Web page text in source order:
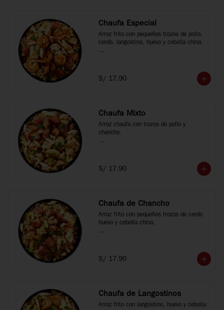
Chaufa Especial
Arroz frito con pequeños trozos de pollo,
cerdo, langostino, huevo y cebolla china.
S/ 17.90
Chaufa Mixto
Arroz chaufa con trozos de pollo y
chancho.
S/ 17.90
Chaufa de Chancho
Arroz frito con pequeños trozos de cerdo
huevo y cebolla china.
S/ 17.90
Chaufa de Langostinos
Arroz frito con langostino, huevo y cebolla